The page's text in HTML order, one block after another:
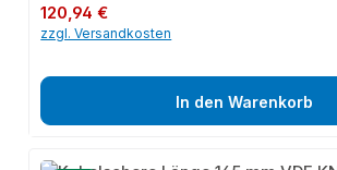
Regulärer Preis:
120,94 €
zzgl. Versandkosten
In den Warenkorb